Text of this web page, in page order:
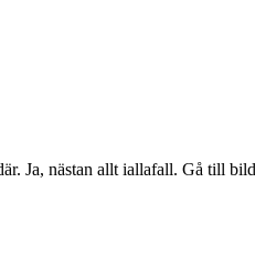
Ja, nästan allt iallafall. Gå till